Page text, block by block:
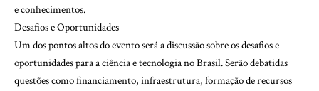
e conhecimentos.
Desafios e Oportunidades
Um dos pontos altos do evento será a discussão sobre os desafios e
oportunidades para a ciência e tecnologia no Brasil. Serão debatidas
questões como financiamento, infraestrutura, formação de recursos